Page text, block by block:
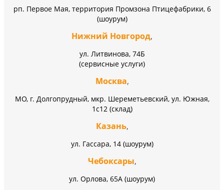
рп. Первое Мая, территория Промзона Птицефабрики, 6
(шоурум)
Нижний Новгород,
ул. Литвинова, 74Б
(сервисные услуги)
Москва,
МО, г. Долгопрудный, мкр. Шереметьевский, ул. Южная,
1с12 (склад)
Казань,
ул. Гассара, 14 (шоурум)
Чебоксары,
ул. Орлова, 65А (шоурум)